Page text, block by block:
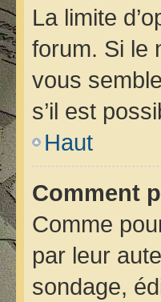
La limite
forum. Si le
vous
s’il est
Haut
Comment
Comme
par leur
sondage,